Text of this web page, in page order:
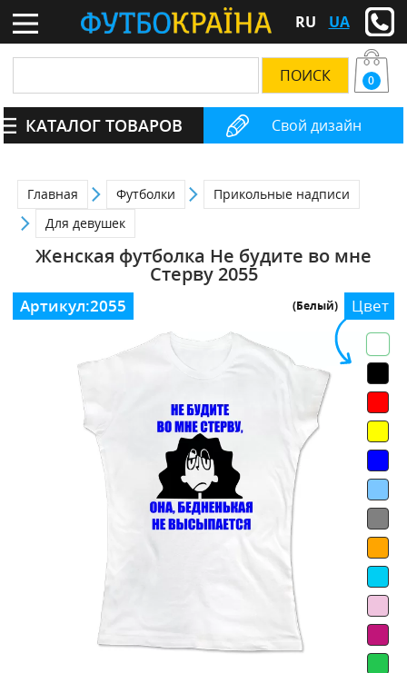
RU UA
Свой дизайн
0
КАТАЛОГ ТОВАРОВ
Главная Футболки
Прикольные надписи
Для девушек
Женская футболка Не будите во мне
Стерву 2055
Цвет
(Белый)
Артикул:2055